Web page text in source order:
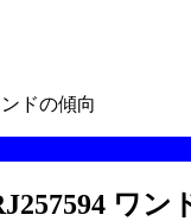
ドの傾向
ワン